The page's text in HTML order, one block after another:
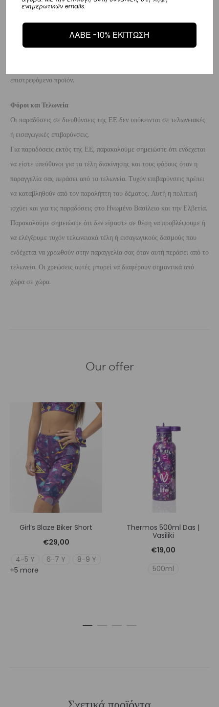
λόγους της επιστροφής, υπό την προϋπόθεση ότι η συσκευασία και το
προϊόν είναι άθικτα.Τα έξοδα αποστολής για την επιστροφή,
επιβαρύνουν τον πελάτη. Τα χρήματα θα αποσταλούν σε ένα
τραπεζικό λογαριασμό (Εθνικής, Alpha, Πειραιώς ή Eurobank) που
επιστρεφόμενο προϊόν.
Φόροι και Τελωνεία
Οι παραδόσεις σε διευθύνσεις της ΕΕ δεν υπόκεινται σε τελωνειακές
ή εισαγωγικές επιβαρύνσεις.
Για παραδόσεις εκτός της ΕΕ, παρακαλούμε σημειώστε ότι ενδέχεται
να είστε υπεύθυνοι για τα τέλη διακίνησης και τους φόρους όταν η
παραγγελία σας περάσει από το τελωνείο. Τυχόν επιβαρύνσεις πρέπει
να καταβληθούν από τον παραλήπτη του δέματος. Αυτή η πολιτική
ισχύει και για τις παραδόσεις στο Ηνωμένο Βασίλειο και την Ελβετία.
Παρακαλούμε σημειώστε ότι δεν είμαστε σε θέση να προβλέψουμε ή
να ελέγξουμε τυχόν τελωνειακά τέλη ή εισαγωγικούς δασμούς που
ενδέχεται να χρεωθούν στην παραγγελία σας όταν αυτή περάσει από το
τελωνείο. Οι χρεώσεις αυτές μπορεί να διαφέρουν σημαντικά από
χώρα σε χώρα.
Our offer
Girl’s Blaze Biker Short
€29,00
4-5 Y
6-7 Y
8-9 Y
+5 more
Thermos 500ml Das |
Vasiliki
€19,00
500ml
ενημερωτικών emails.
ΛΑΒΕ -10% ΕΚΠΤΩΣΗ